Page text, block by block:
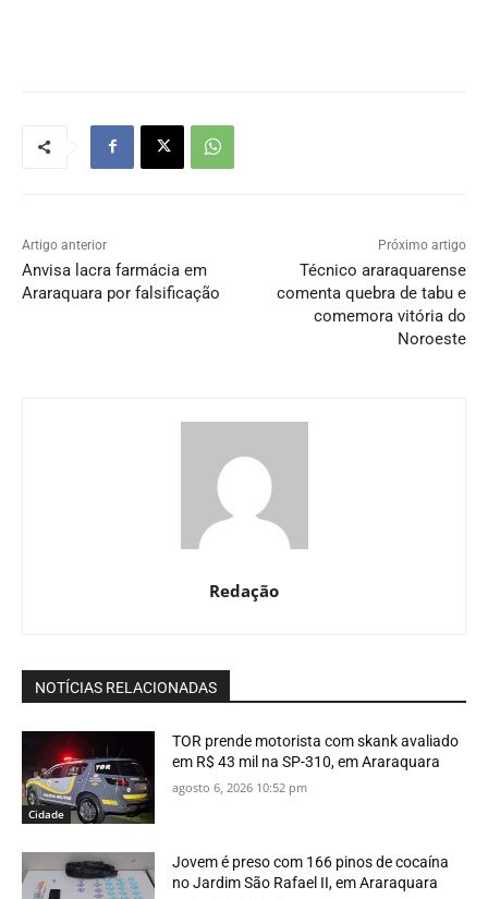
Artigo anterior
Anvisa lacra farmácia em
Araraquara por falsificação
Próximo artigo
Técnico araraquarense
comenta quebra de tabu e
comemora vitória do
Noroeste
Redação
NOTÍCIAS RELACIONADAS
Cidade
TOR prende motorista com skank avaliado
em R$ 43 mil na SP-310, em Araraquara
agosto 6, 2026 10:52 pm
Jovem é preso com 166 pinos de cocaína
no Jardim São Rafael II, em Araraquara